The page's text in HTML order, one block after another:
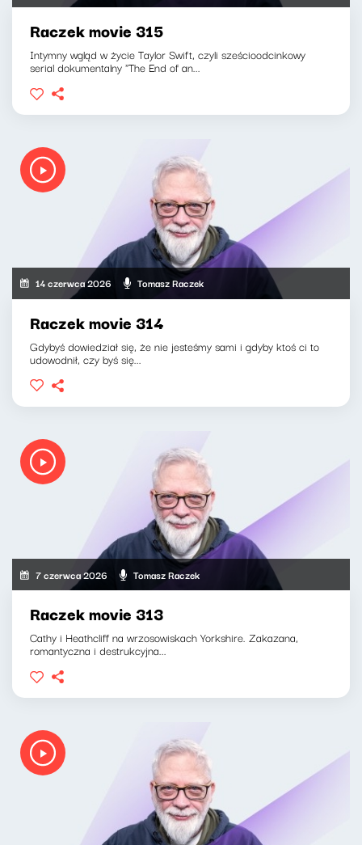
Raczek movie 315
Intymny wgląd w życie Taylor Swift, czyli sześcioodcinkowy
serial dokumentalny "The End of an...
14 czerwca 2026 Tomasz Raczek
Raczek movie 314
Gdybyś dowiedział się, że nie jesteśmy sami i gdyby ktoś ci to
udowodnił, czy byś się...
7 czerwca 2026 Tomasz Raczek
Raczek movie 313
Cathy i Heathcliff na wrzosowiskach Yorkshire. Zakazana,
romantyczna i destrukcyjna...